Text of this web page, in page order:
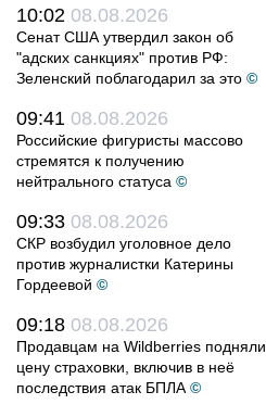
10:02 08.08.2026
Сенат США утвердил закон об
"адских санкциях" против РФ:
Зеленский поблагодарил за это ©
09:41 08.08.2026
Российские фигуристы массово
стремятся к получению
нейтрального статуса ©
09:33 08.08.2026
СКР возбудил уголовное дело
против журналистки Катерины
Гордеевой ©
09:18 08.08.2026
Продавцам на Wildberries подняли
цену страховки, включив в неё
последствия атак БПЛА ©